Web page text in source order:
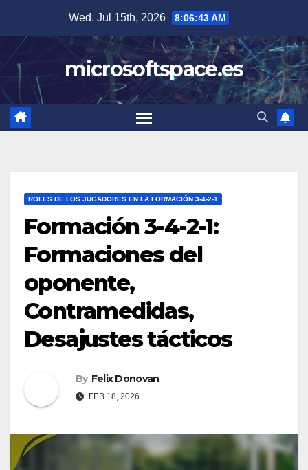
content
Wed. Jul 15th, 2026 8:06:44 AM
microsoftspace.es
ROLES DE LOS JUGADORES EN LA FORMACIÓN 3-4-2-1
Formación 3-4-2-1:
Formaciones del
oponente,
Contramedidas,
Desajustes tácticos
By Felix Donovan
FEB 18, 2026